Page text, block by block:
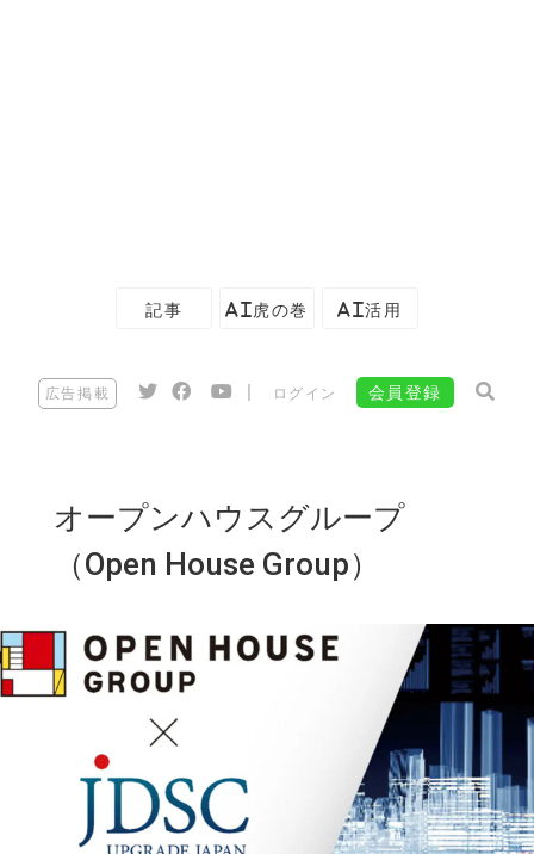
記事 AI虎の巻 AI活用
広告掲載 ログイン 会員登録
オープンハウスグループ
（Open House Group）